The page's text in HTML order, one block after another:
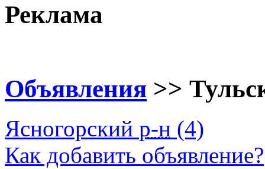
Реклама
Объявления >>
Ясногорский р-н (4)
Как добавить объявление?